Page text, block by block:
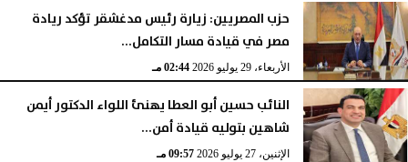
حزب المصريين: زيارة رئيس مدغشقر تؤكد ريادة
مصر في قيادة مسار التكامل...
الأربعاء، 29 يوليو 2026 02:44 مـ
النائب حسين أبو العطا يهنئ اللواء الدكتور أيمن
شاهين بتوليه قيادة أمن...
الإثنين، 27 يوليو 2026 09:57 مـ